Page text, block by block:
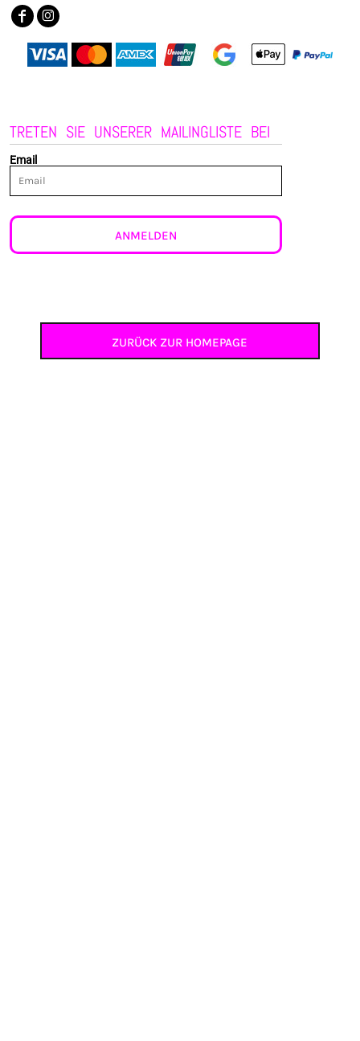
TRETEN SIE UNSERER MAILINGLISTE BEI
Email
ANMELDEN
ZURÜCK ZUR HOMEPAGE